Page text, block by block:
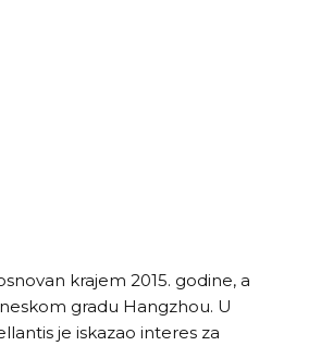
krajem 2015. godine, a
gradu Hangzhou. U
je iskazao interes za